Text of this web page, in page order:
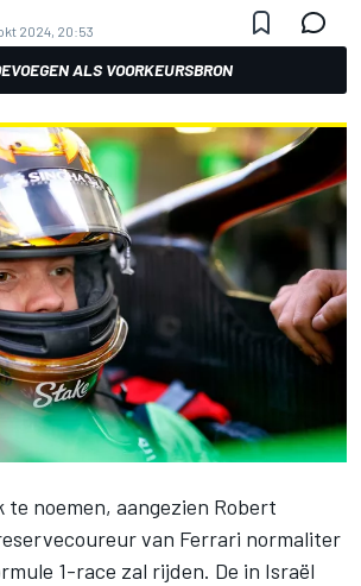
2024, 20:53
ALS VOORKEURSBRON
te noemen, aangezien Robert
van Ferrari normaliter
1-race zal rijden. De in Israël